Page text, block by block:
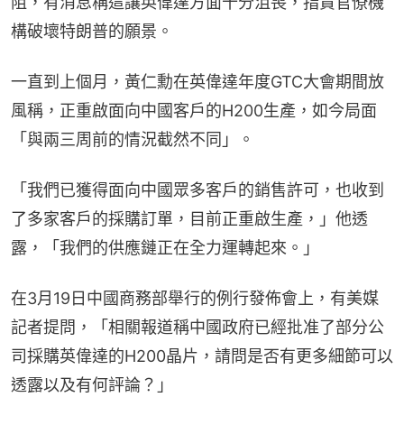
構破壞特朗普的願景。
一直到上個月，黃仁勳在英偉達年度GTC大會期間放
風稱，正重啟面向中國客戶的H200生產，如今局面
「與兩三周前的情況截然不同」。
「我們已獲得面向中國眾多客戶的銷售許可，也收到
了多家客戶的採購訂單，目前正重啟生產，」他透
露，「我們的供應鏈正在全力運轉起來。」
在3月19日中國商務部舉行的例行發佈會上，有美媒
記者提問，「相關報道稱中國政府已經批准了部分公
司採購英偉達的H200晶片，請問是否有更多細節可以
透露以及有何評論？」